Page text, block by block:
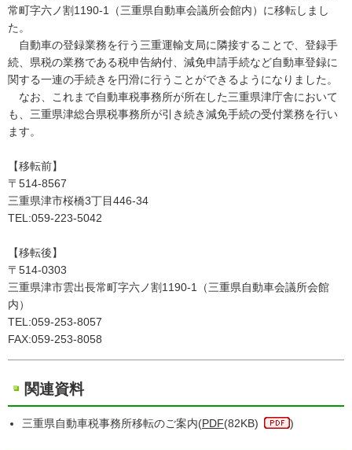
常町字六ノ割1190-1（三重県自動車会議所会館内）に移転しまし
た。
自動車の登録業務を行う三重運輸支局に隣接することで、登録手
続、県税の業務である税申告納付、減免申請手続など自動車登録に
関する一連の手続きを円滑に行うことができるようになりました。
なお、これまで自動車税事務所が所在した三重県津庁舎において
も、三重県津総合県税事務所が引き続き減免手続の受付業務を行い
ます。
【移転前】
〒514-8567
三重県津市桜橋3丁目446-34
TEL:059-223-5042
【移転後】
〒514-0303
三重県津市雲出長常町字六ノ割1190-1（三重県自動車会議所会館
内）
TEL:059-253-8057
FAX:059-253-8058
関連資料
三重県自動車税事務所移転のご案内(PDF(82KB) )